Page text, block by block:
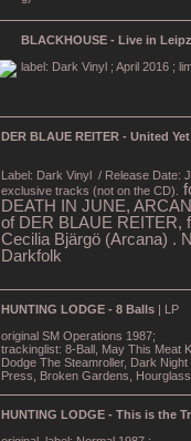
BLACKHOUSE - Live in
label: Dark Vinyl ; April 2016 ;
DER BLAUE REITER - United
Label: Dark Vinyl / Release Date:
exclusive tracks (not on the CD).
DEATH IN JUNE,
of DER BLAUE REITER,
Cecilia Bjärgö (Arcana) .
Darkfolk
HUNTING LODGE - 8 Balls | LP
original SM Operations 1987;
trackinglist: 8-Ball, May This Meat
Dodge The Steamroller, Dark
Press, Broken Gardens, Hourglass.
HUNTING LODGE - This is the